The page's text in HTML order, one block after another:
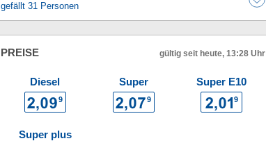
gefällt 31 Personen
PREISE gültig seit heute, 13:28 Uhr
Diesel Super Super E10
Super plus